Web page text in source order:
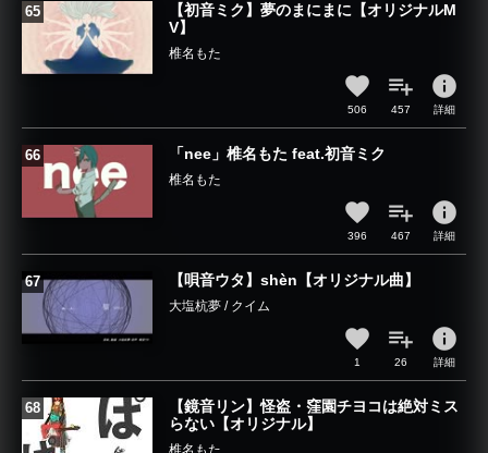
【初音ミク】夢のまにまに【オリジナルM
V】
椎名もた
506 457
info
詳細
「nee」椎名もた feat.初音ミク
椎名もた
396 467
info
詳細
【唄音ウタ】shèn【オリジナル曲】
大塩杭夢 / クイム
1 26
info
詳細
【鏡音リン】怪盗・窪園チヨコは絶対ミス
らない【オリジナル】